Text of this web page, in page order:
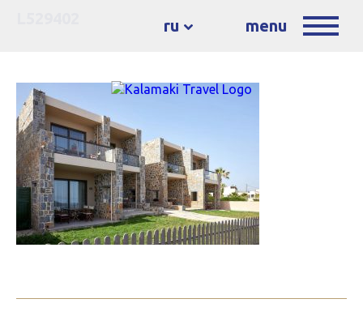
ru menu